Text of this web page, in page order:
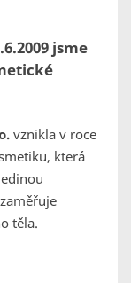
jsme
vznikla v roce
která
těla.